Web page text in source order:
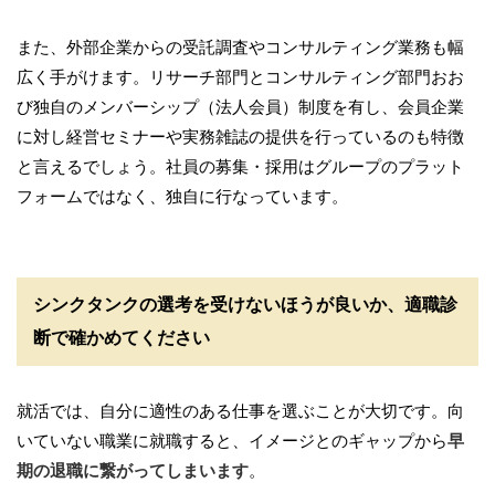
また、外部企業からの受託調査やコンサルティング業務も幅
広く手がけます。リサーチ部門とコンサルティング部門おお
び独自のメンバーシップ（法人会員）制度を有し、会員企業
に対し経営セミナーや実務雑誌の提供を行っているのも特徴
と言えるでしょう。社員の募集・採用はグループのプラット
フォームではなく、独自に行なっています。
シンクタンクの選考を受けないほうが良いか、適職診
断で確かめてください
就活では、自分に適性のある仕事を選ぶことが大切です。向
いていない職業に就職すると、イメージとのギャップから早
期の退職に繋がってしまいます。